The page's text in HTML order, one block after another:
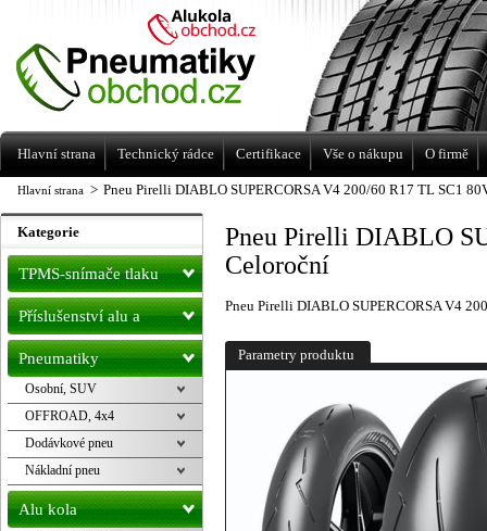
Hlavní strana > Pneu Pirelli DIABLO SUPERCORSA V4 200/60 R17 TL SC1
Pneu Pirelli DIABLO
Celoroční
Pneu Pirelli DIABLO SUPERCORSA V4
Parametry produktu
Kategorie
TPMS-snímače tlaku
Příslušenství alu a
pneu
Pneumatiky
Osobní, SUV
OFFROAD, 4x4
Dodávkové pneu
Nákladní pneu
Alu kola
Levné pneumatiky letní, zimní, Alu kola
a litá kola Racing Line
Hlavní strana Technický rádce Certifikace Vše o nákupu O firmě